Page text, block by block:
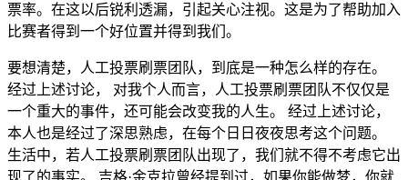
票率。在这以后锐利透漏，引起关心注视。这是为了帮助加入
比赛者得到一个好位置并得到我们。
要想清楚，人工投票刷票团队，到底是一种怎么样的存在。
经过上述讨论， 对我个人而言，人工投票刷票团队不仅仅是
一个重大的事件，还可能会改变我的人生。 经过上述讨论，
本人也是经过了深思熟虑，在每个日日夜夜思考这个问题。
生活中，若人工投票刷票团队出现了，我们就不得不考虑它出
现了的事实。 吉格·金克拉曾经提到过，如果你能做梦，你就